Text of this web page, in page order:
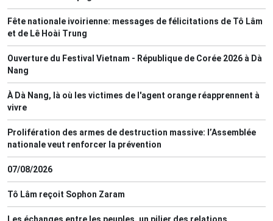
Fête nationale ivoirienne: messages de félicitations de Tô Lâm
et de Lê Hoài Trung
Ouverture du Festival Vietnam - République de Corée 2026 à Dà
Nang
À Dà Nang, là où les victimes de l'agent orange réapprennent à
vivre
Prolifération des armes de destruction massive: l’Assemblée
nationale veut renforcer la prévention
07/08/2026
Tô Lâm reçoit Sophon Zaram
Les échanges entre les peuples, un pilier des relations